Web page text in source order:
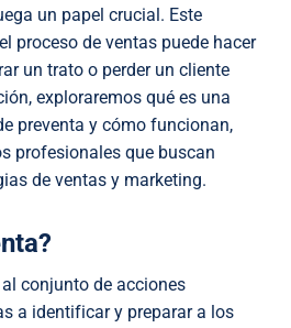
un papel crucial. Este
proceso de ventas puede hacer
un trato o perder un cliente
exploraremos qué es una
preventa y cómo funcionan,
profesionales que buscan
de ventas y marketing.
conjunto de acciones
a identificar y preparar a los